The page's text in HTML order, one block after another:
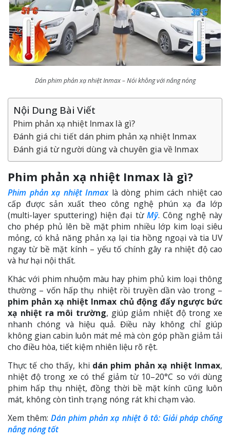
Dán phim phản xạ nhiệt Inmax – Nói không với nắng nóng
Nội Dung Bài Viết
Phim phản xạ nhiệt Inmax là gì?
Đánh giá chi tiết dán phim phản xạ nhiệt Inmax
Đánh giá từ người dùng và chuyên gia về Inmax
Phim phản xạ nhiệt Inmax là gì?
Phim phản xạ nhiệt Inmaxlà dòng phim cách nhiệt cao
cấp được sản xuất theo công nghệ phún xạ đa lớp
(multi-layer sputtering) hiện đại từ Mỹ. Công nghệ này
cho phép phủ lên bề mặt phim nhiều lớp kim loại siêu
mỏng, có khả năng phản xạ lại tia hồng ngoại và tia UV
ngay từ bề mặt kính – yếu tố chính gây ra nhiệt độ cao
và hư hại nội thất.
Khác với phim nhuộm màu hay phim phủ kim loại thông
thường – vốn hấp thụ nhiệt rồi truyền dần vào trong –
phim phản xạ nhiệt Inmax chủ động đẩy ngược bức
xạ nhiệt ra môi trường, giúp giảm nhiệt độ trong xe
nhanh chóng và hiệu quả. Điều này không chỉ giúp
không gian cabin luôn mát mẻ mà còn góp phần giảm tải
cho điều hòa, tiết kiệm nhiên liệu rõ rệt.
Thực tế cho thấy, khi dán phim phản xạ nhiệt Inmax,
nhiệt độ trong xe có thể giảm từ 10–20°C so với dùng
phim hấp thụ nhiệt, đồng thời bề mặt kính cũng luôn
mát, không còn tình trạng nóng rát khi chạm vào.
Xem thêm:Dán phim phản xạ nhiệt ô tô: Giải pháp chống
nắng nóng tốt